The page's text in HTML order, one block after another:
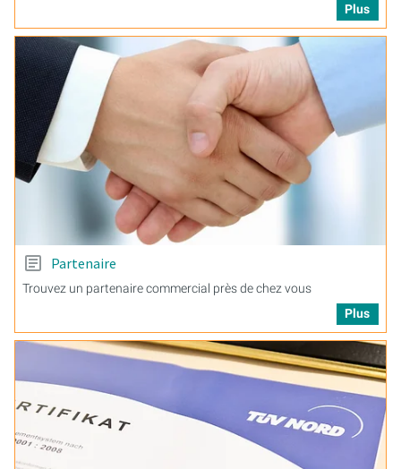
Plus
Partenaire
Trouvez un partenaire commercial près de chez vous
Plus